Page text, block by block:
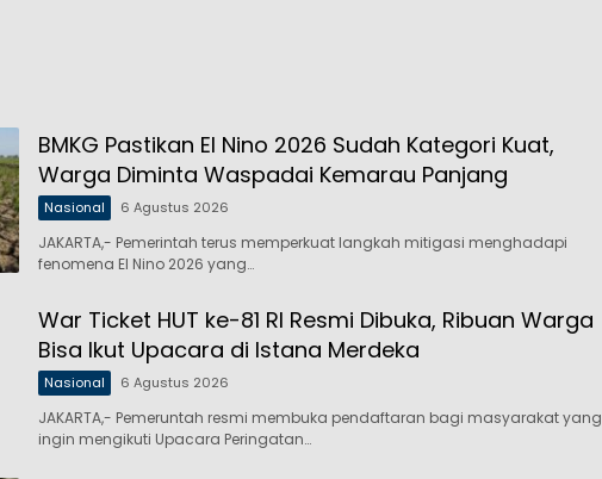
BMKG Pastikan El Nino 2026 Sudah Kategori Kuat,
Warga Diminta Waspadai Kemarau Panjang
Nasional 6 Agustus 2026
JAKARTA,- Pemerintah terus memperkuat langkah mitigasi menghadapi
fenomena El Nino 2026 yang…
War Ticket HUT ke-81 RI Resmi Dibuka, Ribuan Warga
Bisa Ikut Upacara di Istana Merdeka
Nasional 6 Agustus 2026
JAKARTA,- Pemeruntah resmi membuka pendaftaran bagi masyarakat yang
ingin mengikuti Upacara Peringatan…